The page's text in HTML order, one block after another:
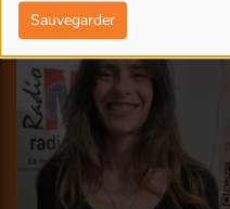
Sauvegarder